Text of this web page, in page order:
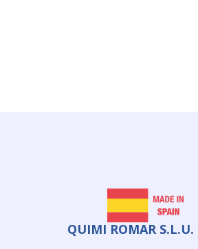
QUIMI ROMAR S.L.U.